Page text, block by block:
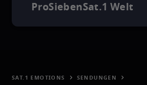
ProSiebenSat.1 Welt
SAT.1 EMOTIONS
SENDUNGEN